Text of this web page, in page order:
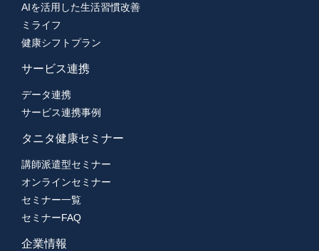
AIを活用した生活習慣改善
ミライフ
健康シフトプラン
サービス連携
データ連携
サービス連携事例
タニタ健康セミナー
講師派遣型セミナー
オンラインセミナー
セミナー一覧
セミナーFAQ
企業情報